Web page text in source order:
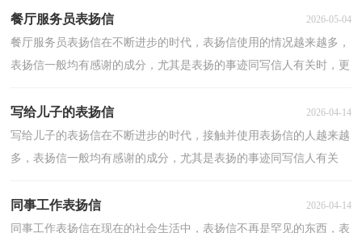
餐厅服务员表扬信 2026-05-04
餐厅服务员表扬信在不断进步的时代，表扬信使用的情况越来越多，
表扬信一般均有感谢的成分，尤其是表扬的事迹同写信人有关时，更
写给儿子的表扬信 2026-04-14
写给儿子的表扬信在不断进步的时代，接触并使用表扬信的人越来越
多，表扬信一般均有感谢的成分，尤其是表扬的事迹同写信人有关
同事工作表扬信 2026-04-14
同事工作表扬信在现在的社会生活中，表扬信不再是罕见的东西，表